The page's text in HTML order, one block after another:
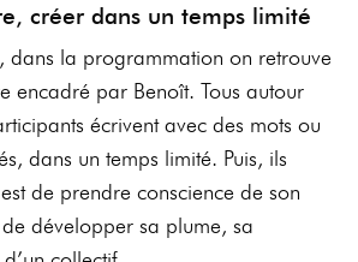
créer dans un temps limité
dans la programmation on retrouve
encadré par Benoît. Tous autour
écrivent avec des mots ou
dans un temps limité. Puis, ils
de prendre conscience de son
développer sa plume, sa